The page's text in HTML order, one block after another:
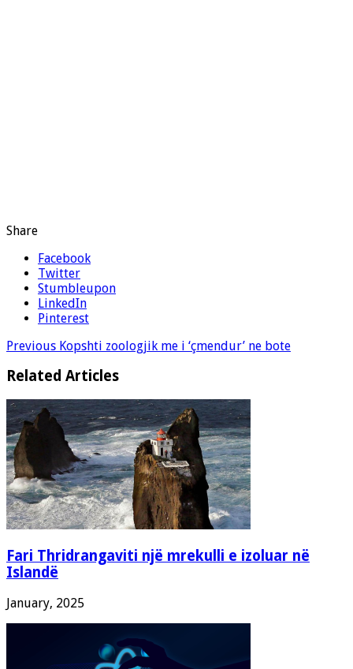
Share
Facebook
Twitter
Stumbleupon
LinkedIn
Pinterest
Previous Kopshti zoologjik me i ‘çmendur’ ne bote
Related Articles
Fari Thridrangaviti një mrekulli e izoluar në
Islandë
January, 2025